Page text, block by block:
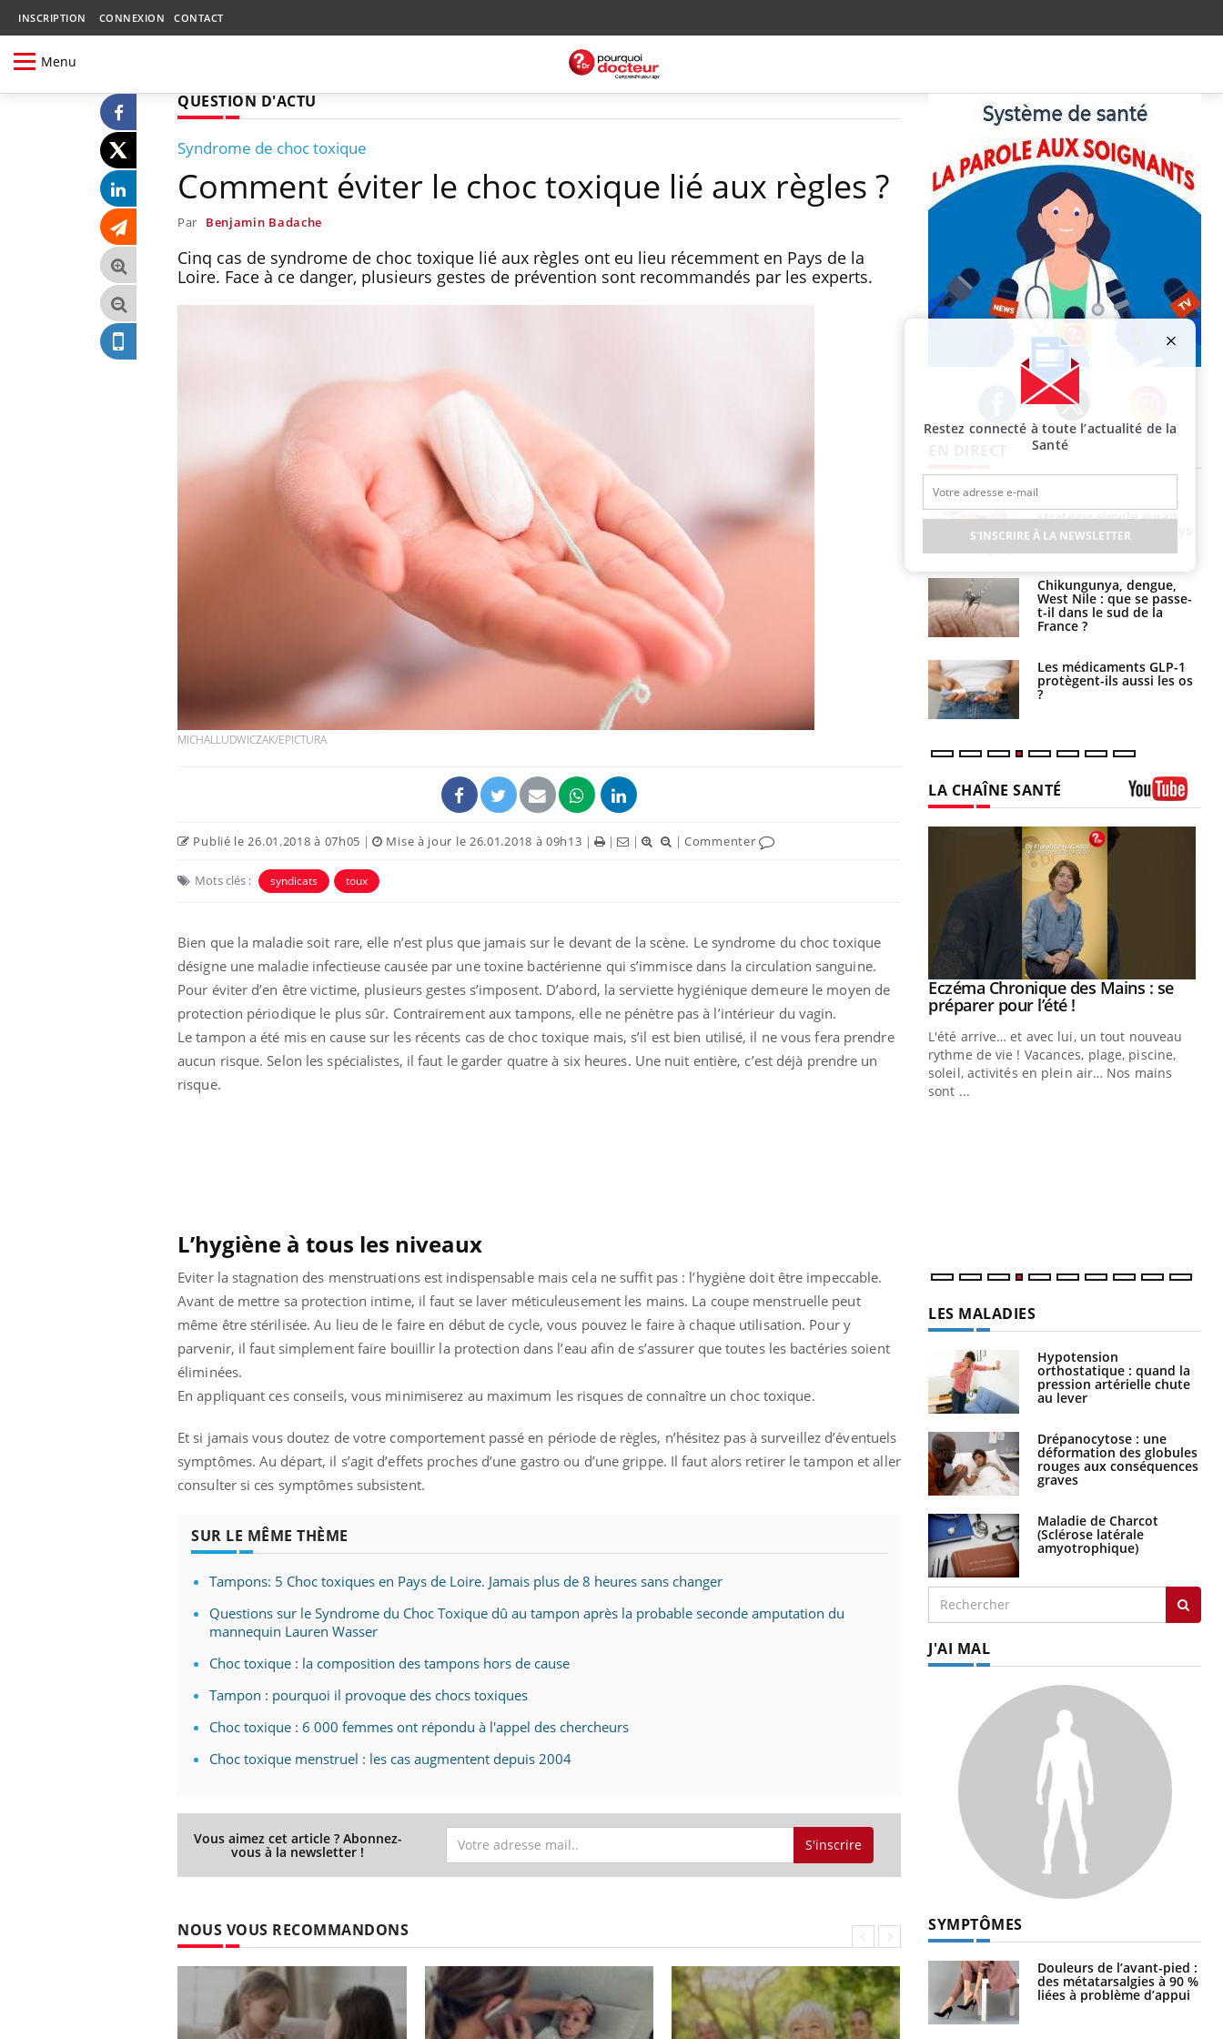
INSCRIPTION CONNEXION CONTACT
Menu
QUESTION D'ACTU
Syndrome de choc toxique
Comment éviter le choc toxique lié aux règles ?
Par Benjamin Badache
Cinq cas de syndrome de choc toxique lié aux règles ont eu lieu récemment en Pays de la
Loire. Face à ce danger, plusieurs gestes de prévention sont recommandés par les experts.
MICHALLUDWICZAK/EPICTURA
Publié le 26.01.2018 à 07h05 | Mise à jour le 26.01.2018 à 09h13 | | | |Commenter
Mots clés : syndicats toux
Bien que la maladie soit rare, elle n’est plus que jamais sur le devant de la scène. Le syndrome du choc toxique
désigne une maladie infectieuse causée par une toxine bactérienne qui s’immisce dans la circulation sanguine.
Pour éviter d’en être victime, plusieurs gestes s’imposent. D’abord, la serviette hygiénique demeure le moyen de
protection périodique le plus sûr. Contrairement aux tampons, elle ne pénètre pas à l’intérieur du vagin.
Le tampon a été mis en cause sur les récents cas de choc toxique mais, s’il est bien utilisé, il ne vous fera prendre
aucun risque. Selon les spécialistes, il faut le garder quatre à six heures. Une nuit entière, c’est déjà prendre un
risque.
L’hygiène à tous les niveaux
Eviter la stagnation des menstruations est indispensable mais cela ne suffit pas : l’hygiène doit être impeccable.
Avant de mettre sa protection intime, il faut se laver méticuleusement les mains. La coupe menstruelle peut
même être stérilisée. Au lieu de le faire en début de cycle, vous pouvez le faire à chaque utilisation. Pour y
parvenir, il faut simplement faire bouillir la protection dans l’eau afin de s’assurer que toutes les bactéries soient
éliminées.
En appliquant ces conseils, vous minimiserez au maximum les risques de connaître un choc toxique.
Et si jamais vous doutez de votre comportement passé en période de règles, n’hésitez pas à surveillez d’éventuels
symptômes. Au départ, il s’agit d’effets proches d’une gastro ou d’une grippe. Il faut alors retirer le tampon et aller
consulter si ces symptômes subsistent.
SUR LE MÊME THÈME
Tampons: 5 Choc toxiques en Pays de Loire. Jamais plus de 8 heures sans changer
Questions sur le Syndrome du Choc Toxique dû au tampon après la probable seconde amputation du
mannequin Lauren Wasser
Choc toxique : la composition des tampons hors de cause
Tampon : pourquoi il provoque des chocs toxiques
Choc toxique : 6 000 femmes ont répondu à l'appel des chercheurs
Choc toxique menstruel : les cas augmentent depuis 2004
Vous aimez cet article ? Abonnez-
vous à la newsletter ! S'inscrire
NOUS VOUS RECOMMANDONS
Facebook Twitter Instagram
Mon enfant est-il trop
sensible ou simplement
très empathique ?
Syndrome métabolique :
quels sont les meilleurs
exercices physiques ?
Comment éviter une otite
pendant les vacances ?
Hantavirus : un cas
détecté chez un touriste
en France
Mortalité infantile : un
rapport s’interroge sur
son taux élevé en France
naturel attire l'attention
sur nos soirées
stratégie simple aurait
changé la donne au Pays
basque
Chikungunya, dengue,
West Nile : que se passe-
t-il dans le sud de la
France ?
Les médicaments GLP-1
protègent-ils aussi les os
?
LA CHAÎNE SANTÉ
Eczéma Chronique des Mains :
expliquer ma maladieYoutube
Il y a des sujets qui sont faciles à aborder...
d'autres non ! D'un côté, poser des
questions sur la maladie d'un proche c'est
Youtube
Carence en fer : comprendre pour
prévenir Youtube
Fatigue, irritabilité, brouillard mental ou
même alopécie… Les symptômes de la
carence en fer sont multiples ce qui la rend
Youtube
Insuline & Charge mentale : et si on
osait en parler?? Youtube
En 2026, l'insuline dans le diabète de type 2
reste entourée d'idées reçues chez les
patients comme parfois chez les soignants.
Youtube
Eczéma Chronique des Mains : se
préparer pour l’été !Youtube
L'été arrive… et avec lui, un tout nouveau
rythme de vie ! Vacances, plage, piscine,
soleil, activités en plein air… Nos mains
sont ...
LES MALADIES
Hypotension
orthostatique : quand la
pression artérielle chute
au lever
Drépanocytose : une
déformation des globules
rouges aux conséquences
graves
Maladie de Charcot
(Sclérose latérale
amyotrophique)
J'AI MAL
SYMPTÔMES
Douleurs de l’avant-pied :
des métatarsalgies à 90 %
liées à problème d’appui
Restez connecté à toute l’actualité de la
Santé
S'INSCRIRE À LA NEWSLETTER